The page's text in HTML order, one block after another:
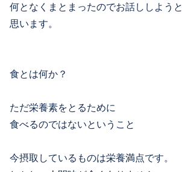
何となくまとまったのでお話ししようと
思います。
食とは何か？
ただ栄養素をとるために
食べるのではないということ
今摂取しているものは栄養満点です。